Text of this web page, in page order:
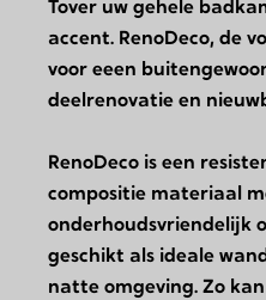
Tover uw gehele
accent. RenoDeco, de
voor eeen
deelrenovatie en
RenoDeco is een
compositie materiaal
onderhoudsvriendelijk
geschikt als ideale
natte omgeving. Zo